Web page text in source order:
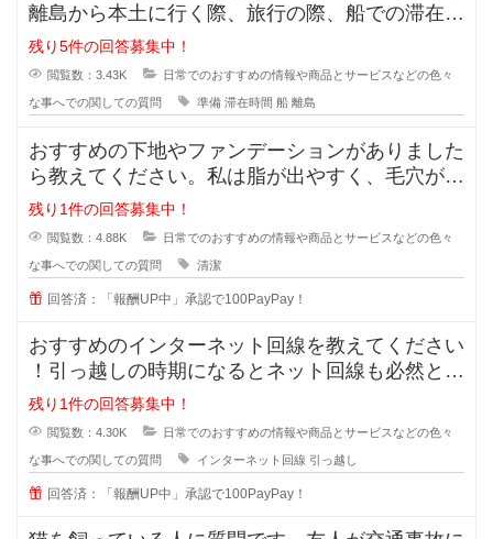
離島から本土に行く際、旅行の際、船での滞在時
間が3時間ほどと長い場合、小さい
残り5件の回答募集中！
閲覧数：3.43K 日常でのおすすめの情報や商品とサービスなどの色々
な事へでの関しての質問 準備 滞在時間 船 離島
おすすめの下地やファンデーションがありました
ら教えてください。私は脂が出やすく、毛穴が目
立っています。いわゆるいちごバナ
残り1件の回答募集中！
閲覧数：4.88K 日常でのおすすめの情報や商品とサービスなどの色々
な事へでの関しての質問 清潔
回答済：「報酬UP中」承認で100PayPay！
おすすめのインターネット回線を教えてください
！引っ越しの時期になるとネット回線も必然と変
えようかなと思いますよね！
残り1件の回答募集中！
閲覧数：4.30K 日常でのおすすめの情報や商品とサービスなどの色々
な事へでの関しての質問 インターネット回線 引っ越し
回答済：「報酬UP中」承認で100PayPay！